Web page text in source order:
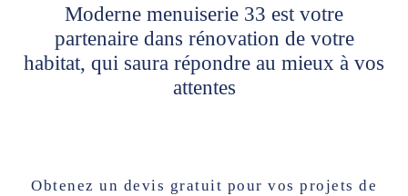
Moderne menuiserie 33 est votre
partenaire dans rénovation de votre
habitat, qui saura répondre au mieux à vos
attentes
Obtenez un devis gratuit pour vos projets de